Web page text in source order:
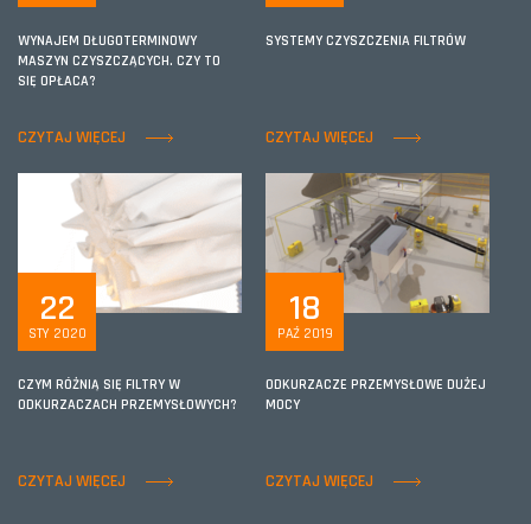
WYNAJEM DŁUGOTERMINOWY
MASZYN CZYSZCZĄCYCH. CZY TO
SIĘ OPŁACA?
CZYTAJ WIĘCEJ
SYSTEMY CZYSZCZENIA FILTRÓW
CZYTAJ WIĘCEJ
22
STY 2020
CZYM RÓŻNIĄ SIĘ FILTRY W
ODKURZACZACH PRZEMYSŁOWYCH?
CZYTAJ WIĘCEJ
18
PAŹ 2019
ODKURZACZE PRZEMYSŁOWE DUŻEJ
MOCY
CZYTAJ WIĘCEJ